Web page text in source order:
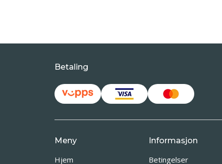
Betaling
Meny
Hjem
Informasjon
Betingelser